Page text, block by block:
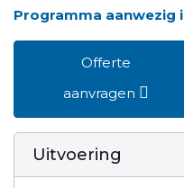
Programma aanwezig
Offerte
aanvragen
Uitvoering